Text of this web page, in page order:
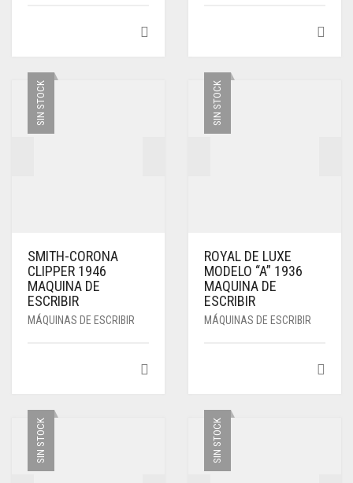
SIN STOCK
SMITH-CORONA
CLIPPER 1946
MAQUINA DE
ESCRIBIR
MÁQUINAS DE ESCRIBIR
SIN STOCK
ROYAL DE LUXE
MODELO “A” 1936
MAQUINA DE
ESCRIBIR
MÁQUINAS DE ESCRIBIR
SIN STOCK SIN STOCK